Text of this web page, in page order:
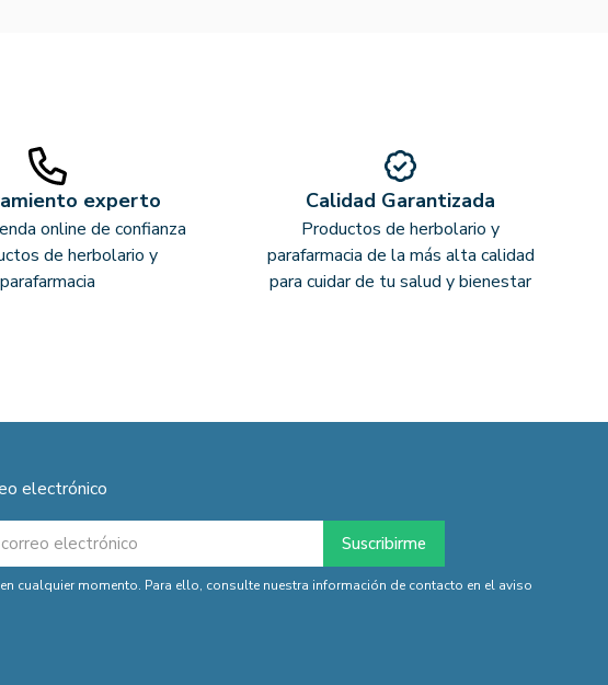
experto
online de confianza
de herbolario y
parafarmacia
Calidad Garantizada
Productos de herbolario y
parafarmacia de la más alta calidad
para cuidar de tu salud y bienestar
electrónico
cualquier momento. Para ello, consulte nuestra información de contacto en el aviso